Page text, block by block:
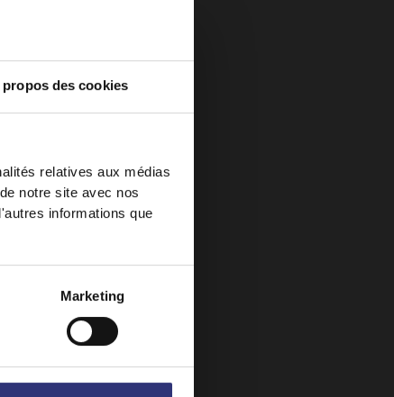
propos des cookies
relatives aux médias
notre site avec nos
informations que
Marketing